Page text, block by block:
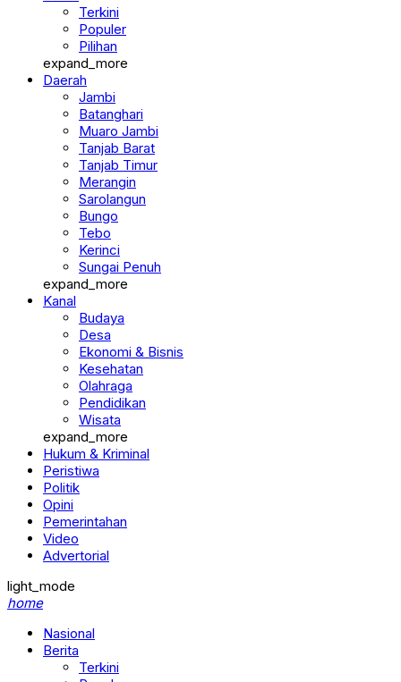
Populer
Pilihan
expand_more
Daerah
Jambi
Batanghari
Muaro Jambi
Tanjab Barat
Tanjab Timur
Merangin
Sarolangun
Bungo
Tebo
Kerinci
Sungai Penuh
expand_more
Kanal
Desa
Ekonomi & Bisnis
Kesehatan
Olahraga
Pendidikan
Wisata
expand_more
Hukum & Kriminal
Peristiwa
Politik
Opini
Pemerintahan
Video
Advertorial
home
Berita
Populer